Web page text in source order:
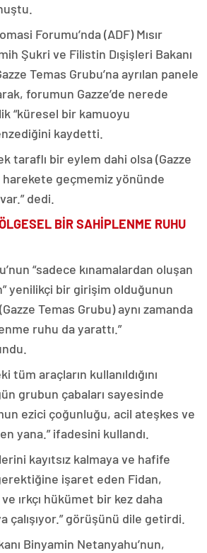
Forumu’nda (ADF) Mısır
Şukri ve Filistin Dışişleri Bakanı
Temas Grubu’na ayrılan panele
forumun Gazze’de nerede
“küresel bir kamuoyu
kaydetti.
taraflı bir eylem dahi olsa (Gazze
geçmemiz yönünde
dedi.
BİR SAHİPLENME RUHU
“sadece kınamalardan oluşan
yenilikçi bir girişim olduğunun
Temas Grubu) aynı zamanda
ruhu da yarattı.”
tüm araçların kullanıldığını
grubun çabaları sayesinde
ezici çoğunluğu, acil ateşkes ve
yana.” ifadesini kullandı.
kayıtsız kalmaya ve hafife
işaret eden Fidan,
ve ırkçı hükümet bir kez daha
çalışıyor.” görüşünü dile getirdi.
Binyamin Netanyahu’nun,